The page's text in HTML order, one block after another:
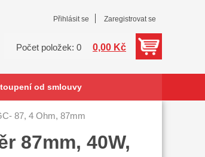
Přihlásit se Zaregistrovat se
Počet položek: 0 0,00 Kč
od smlouvy
87, 4 Ohm, 87mm
87mm, 40W,